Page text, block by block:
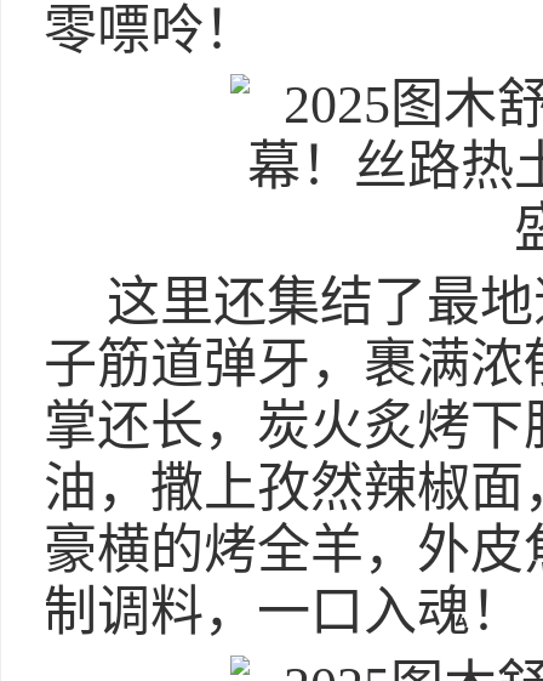
零嘌呤！
这里还集结了最
子筋道弹牙，裹满
掌还长，炭火炙烤
油，撒上孜然辣椒
豪横的烤全羊，外
制调料，一口入魂！